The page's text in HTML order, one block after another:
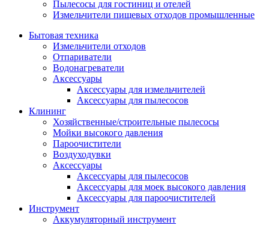
Пылесосы для гостиниц и отелей
Измельчители пищевых отходов промышленные
Бытовая техника
Измельчители отходов
Отпариватели
Водонагреватели
Аксессуары
Аксессуары для измельчителей
Аксессуары для пылесосов
Клининг
Хозяйственные/строительные пылесосы
Мойки высокого давления
Пароочистители
Воздуходувки
Аксессуары
Аксессуары для пылесосов
Аксессуары для моек высокого давления
Аксессуары для пароочистителей
Инструмент
Аккумуляторный инструмент